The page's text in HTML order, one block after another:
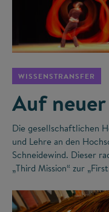
WISSENSTRANSFER
Auf
Die gesellschaftlichen
und Lehre an den
Schneidewind. Dieser
„Third Mission“ zur